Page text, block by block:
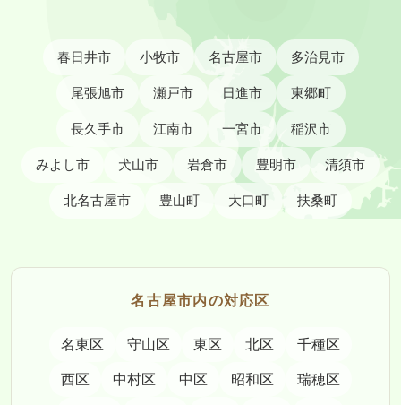
春日井市 小牧市 名古屋市 多治見市
尾張旭市 瀬戸市 日進市 東郷町
長久手市 江南市 一宮市 稲沢市
みよし市 犬山市 岩倉市 豊明市 清須市
北名古屋市 豊山町 大口町 扶桑町
名古屋市内の対応区
名東区 守山区 東区 北区 千種区
西区 中村区 中区 昭和区 瑞穂区